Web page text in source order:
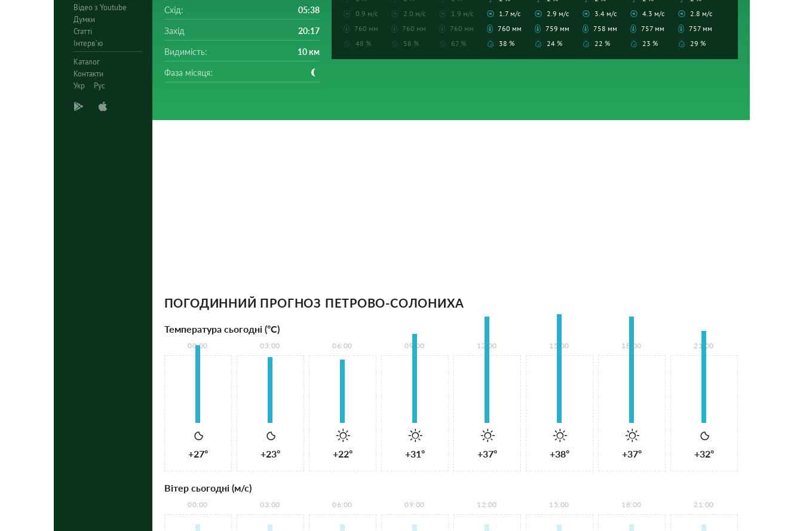
Відео з Youtube
Думки
Статті
Інтерв`ю
Каталог
Контакти
Укр
Рус
Схід: 05:38
Захід 20:17
Видимість: 10 км
Фаза місяця:
0.9 м/с
760 мм
48 %
2.0 м/с
760 мм
58 %
1.9 м/с
760 мм
67 %
1.7 м/с
760 мм
38 %
2.9 м/с
759 мм
24 %
3.4 м/с
758 мм
22 %
4.3 м/с
757 мм
23 %
2.8 м/с
757 мм
29 %
ПОГОДИННИЙ ПРОГНОЗ ПЕТРОВО-СОЛОНИХА
Температура сьогодні (°С)
00:00
+27°
03:00
+23°
06:00
+22°
09:00
+31°
12:00
+37°
15:00
+38°
18:00
+37°
21:00
+32°
Вітер сьогодні (м/с)
00:00 03:00 06:00 09:00 12:00 15:00 18:00 21:00